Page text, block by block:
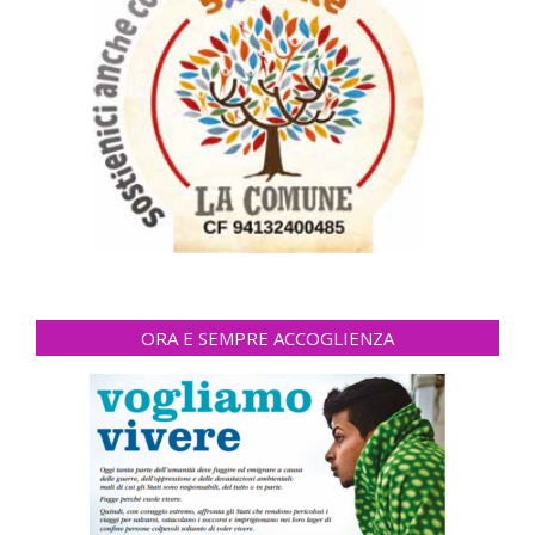
ORA E SEMPRE ACCOGLIENZA